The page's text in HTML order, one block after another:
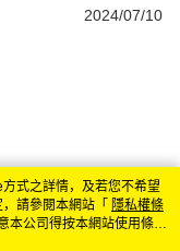
2024/07/10
式之詳情，及若您不希望
請參閱本網站「 隱私權條
本公司得按本網站使用條款